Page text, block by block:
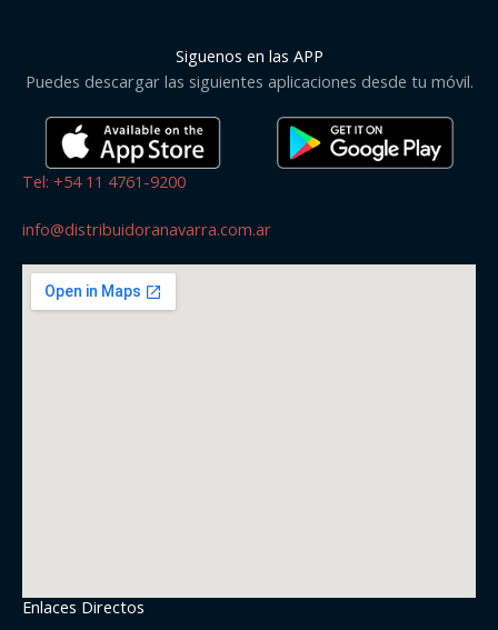
Siguenos en las APP
Puedes descargar las siguientes aplicaciones desde tu móvil.
Tel: +54 11 4761-9200
info@distribuidoranavarra.com.ar
Enlaces Directos